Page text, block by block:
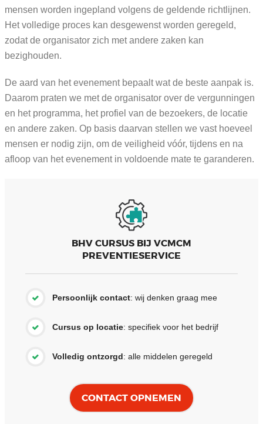
mensen worden ingepland volgens de geldende richtlijnen.
Het volledige proces kan desgewenst worden geregeld,
zodat de organisator zich met andere zaken kan
bezighouden.
De aard van het evenement bepaalt wat de beste aanpak is.
Daarom praten we met de organisator over de vergunningen
en het programma, het profiel van de bezoekers, de locatie
en andere zaken. Op basis daarvan stellen we vast hoeveel
mensen er nodig zijn, om de veiligheid vóór, tijdens en na
afloop van het evenement in voldoende mate te garanderen.
BHV CURSUS BIJ VCMCM
PREVENTIESERVICE
Persoonlijk contact: wij denken graag mee
Cursus op locatie: specifiek voor het bedrijf
Volledig ontzorgd: alle middelen geregeld
CONTACT OPNEMEN